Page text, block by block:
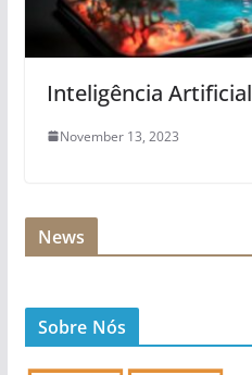
Inteligência Artificial
November 13, 2023
News
Sobre Nós